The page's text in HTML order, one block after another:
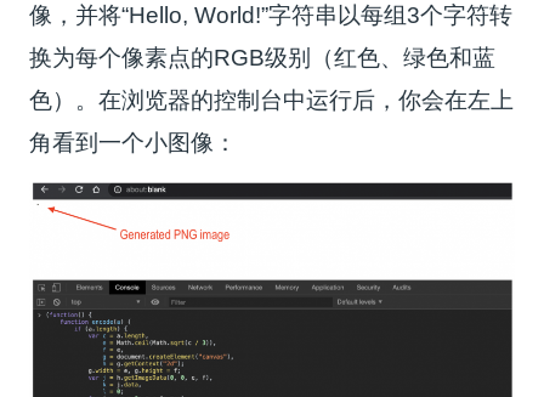
像，并将“Hello, World!”字符串以每组3个字符转
换为每个像素点的RGB级别（红色、绿色和蓝
色）。在浏览器的控制台中运行后，你会在左上
角看到一个小图像：